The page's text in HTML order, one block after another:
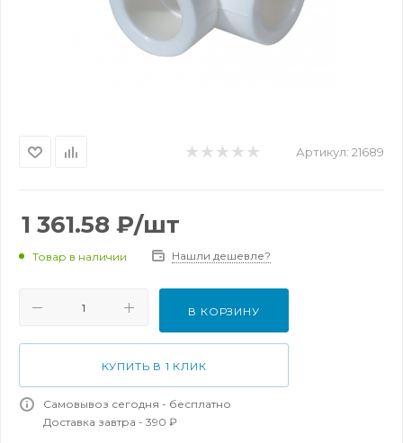
Артикул: 21689
1 361.58 ₽/шт
Товар в наличии Нашли дешевле?
В КОРЗИНУ
КУПИТЬ В 1 КЛИК
Самовывоз сегодня - бесплатно
Доставка завтра - 390 ₽